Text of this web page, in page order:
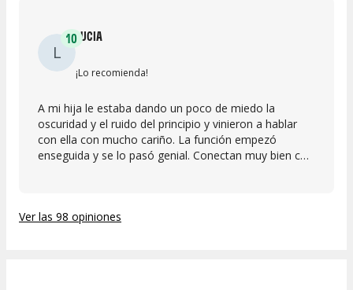
L
10LUCIA
¡Lo recomienda!
A mi hija le estaba dando un poco de miedo la
oscuridad y el ruido del principio y vinieron a hablar
con ella con mucho cariño. La función empezó
enseguida y se lo pasó genial. Conectan muy bien con
Ver las 98 opiniones